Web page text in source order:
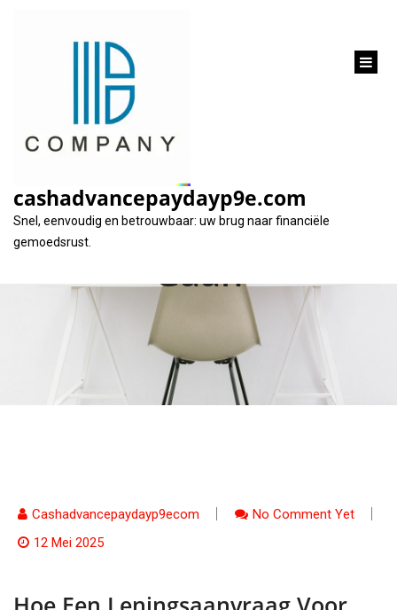
cashadvancepaydayp9e.com
Snel, eenvoudig en betrouwbaar: uw brug naar financiële
gemoedsrust.
Hoe een
Leningsaanvraag
voor uw Huis Aan te
Gaan
Cashadvancepaydayp9ecom
No Comment Yet
12 Mei 2025